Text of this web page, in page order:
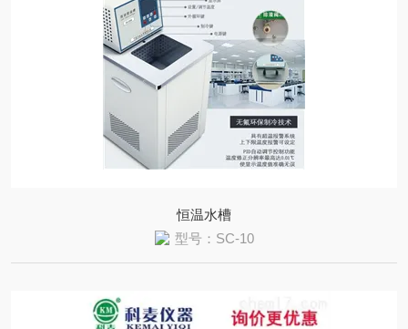
恒温水槽
型号：SC-10